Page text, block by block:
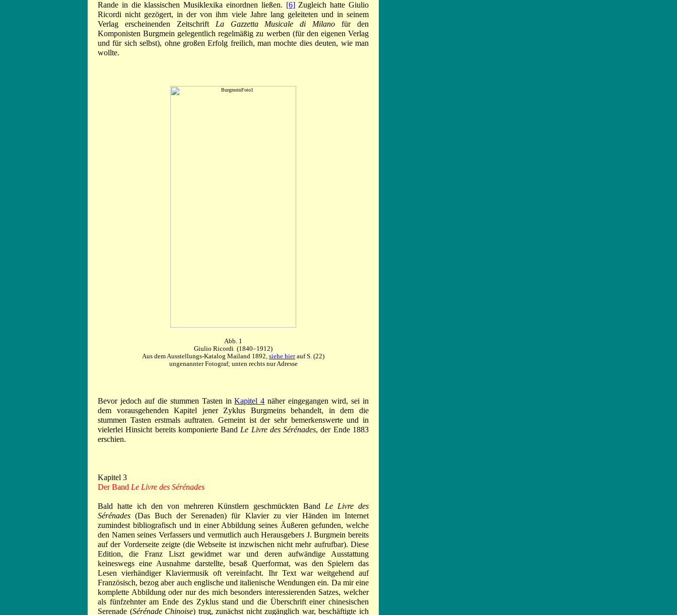
Rande in die klassischen Musiklexika einordnen ließen. [6]Zugleich hatte Giulio
Ricordi nicht gezögert, in der von ihm viele Jahre lang geleiteten und in seinem
Verlag erscheinenden Zeitschrift La Gazzetta Musicale di Milano für den
Komponisten Burgmein gelegentlich regelmäßig zu werben (für den eigenen Verlag
und für sich selbst), ohne großen Erfolg freilich, man mochte dies deuten, wie man
wollte.
Abb. 1
Giulio Ricordi (1840–1912)
Aus dem Ausstellungs-Katalog Mailand 1892, siehe hierauf S. (22)
ungenannter Fotograf; unten rechts nur Adresse
Bevor jedoch auf die stummen Tasten inKapitel 4 näher eingegangen wird, sei in
dem vorausgehenden Kapitel jener Zyklus Burgmeins behandelt, in dem die
stummen Tasten erstmals auftraten. Gemeint ist der sehr bemerkenswerte und in
vielerlei Hinsicht bereits komponierte Band Le Livre des Sérénades, der Ende 1883
erschien.
Kapitel 3
Der Band Le Livre des Sérénades
Bald hatte ich den von mehreren Künstlern geschmückten Band Le Livre des
Sérénades (Das Buch der Serenaden) für Klavier zu vier Händen im Internet
zumindest bibliografisch und in einer Abbildung seines Äußeren gefunden, welche
den Namen seines Verfassers und vermutlich auch Herausgebers J. Burgmein bereits
auf der Vorderseite zeigte (die Webseite ist inzwischen nicht mehr aufrufbar). Diese
Edition, die Franz Liszt gewidmet war und deren aufwändige Ausstattung
keineswegs eine Ausnahme darstellte, besaß Querformat, was den Spielern das
Lesen vierhändiger Klaviermusik oft vereinfacht. Ihr Text war weitgehend auf
Französisch, bezog aber auch englische und italienische Wendungen ein. Da mir eine
komplette Abbildung oder nur des mich besonders interessierenden Satzes, welcher
als fünfzehnter am Ende des Zyklus stand und die Überschrift einer chinesischen
Serenade (Sérénade Chinoise) trug, zunächst nicht zugänglich war, beschäftigte ich